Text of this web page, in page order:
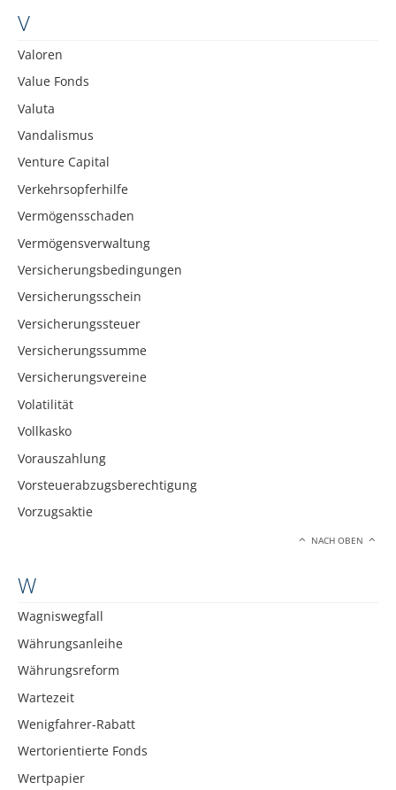
V
Valoren
Value Fonds
Valuta
Vandalismus
Venture Capital
Verkehrsopferhilfe
Vermögensschaden
Vermögensverwaltung
Versicherungsbedingungen
Versicherungsschein
Versicherungssteuer
Versicherungssumme
Versicherungsvereine
Volatilität
Vollkasko
Vorauszahlung
Vorsteuerabzugsberechtigung
Vorzugsaktie
NACH OBEN
W
Wagniswegfall
Währungsanleihe
Währungsreform
Wartezeit
Wenigfahrer-Rabatt
Wertorientierte Fonds
Wertpapier